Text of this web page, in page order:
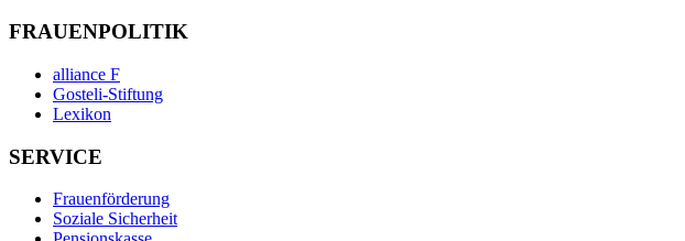
FRAUENPOLITIK
alliance F
Gosteli-Stiftung
Lexikon
SERVICE
Frauenförderung
Soziale Sicherheit